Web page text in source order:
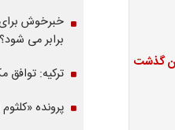
برابر می شود؟
ترکیه: توافق
پرونده